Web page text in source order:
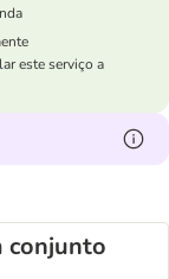
este serviço a
conjunto